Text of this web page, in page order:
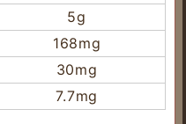
5g
168mg
30mg
7.7mg